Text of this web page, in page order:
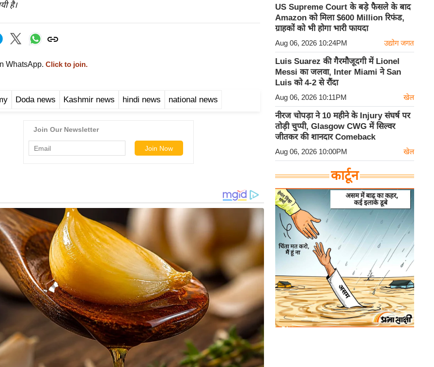
है।
WhatsApp. Click to join.
Doda news Kashmir news hindi news national news
US Supreme Court के बड़े फैसले के बाद
Amazon को मिला $600 Million रिफंड,
ग्राहकों को भी होगा भारी फायदा
Aug 06, 2026 10:24PM उद्योग जगत
Luis Suarez की गैरमौजूदगी में Lionel
Messi का जलवा, Inter Miami ने San
Luis को 4-2 से रौंदा
Aug 06, 2026 10:11PM खेल
नीरज चोपड़ा ने 10 महीने के Injury संघर्ष पर
तोड़ी चुप्पी, Glasgow CWG में सिल्वर
जीतकर की शानदार Comeback
Aug 06, 2026 10:00PM खेल
कार्टून